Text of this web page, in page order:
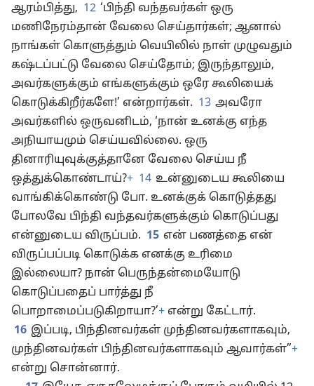
ஆரம்பித்து, 12 ‘பிந்தி வந்தவர்கள் ஒரு
மணிநேரம்தான் வேலை செய்தார்கள்; ஆனால்
நாங்கள் கொளுத்தும் வெயிலில் நாள் முழுவதும்
கஷ்டப்பட்டு வேலை செய்தோம்; இருந்தாலும்,
அவர்களுக்கும் எங்களுக்கும் ஒரே கூலியைக்
கொடுக்கிறீர்களே!’ என்றார்கள். 13 அவரோ
அவர்களில் ஒருவனிடம், ‘நான் உனக்கு எந்த
அநியாயமும் செய்யவில்லை. ஒரு
தினாரியுவுக்குத்தானே வேலை செய்ய நீ
ஒத்துக்கொண்டாய்?+ 14 உன்னுடைய கூலியை
வாங்கிக்கொண்டு போ. உனக்குக் கொடுத்தது
போலவே பிந்தி வந்தவர்களுக்கும் கொடுப்பது
என்னுடைய விருப்பம். 15 என் பணத்தை என்
விருப்பப்படி கொடுக்க எனக்கு உரிமை
இல்லையா? நான் பெருந்தன்மையோடு
கொடுப்பதைப் பார்த்து நீ
பொறாமைப்படுகிறாயா?’+ என்று கேட்டார்.
16 இப்படி, பிந்தினவர்கள் முந்தினவர்களாகவும்,
முந்தினவர்கள் பிந்தினவர்களாகவும் ஆவார்கள்”+
என்று சொன்னார்.